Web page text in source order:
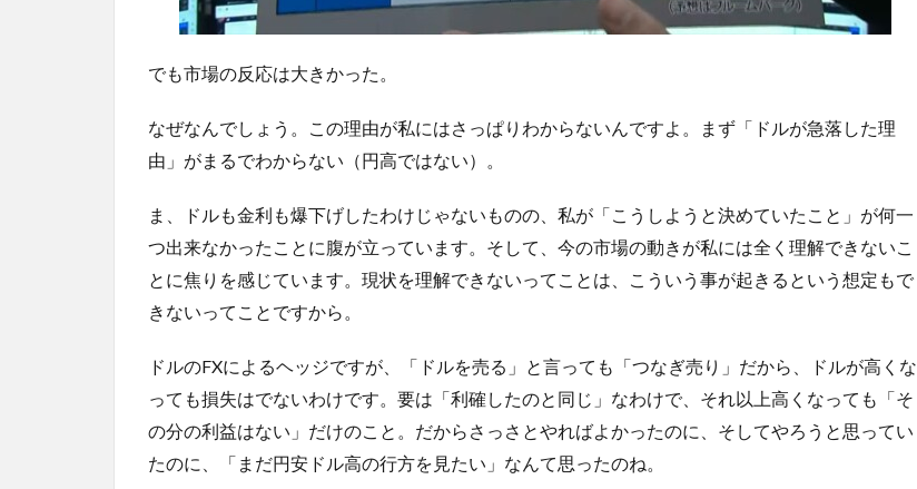
でも市場の反応は大きかった。
なぜなんでしょう。この理由が私にはさっぱりわからないんですよ。まず「ドルが急落した理
由」がまるでわからない（円高ではない）。
ま、ドルも金利も爆下げしたわけじゃないものの、私が「こうしようと決めていたこと」が何一
つ出来なかったことに腹が立っています。そして、今の市場の動きが私には全く理解できないこ
とに焦りを感じています。現状を理解できないってことは、こういう事が起きるという想定もで
きないってことですから。
ドルのFXによるヘッジですが、「ドルを売る」と言っても「つなぎ売り」だから、ドルが高くな
っても損失はでないわけです。要は「利確したのと同じ」なわけで、それ以上高くなっても「そ
の分の利益はない」だけのこと。だからさっさとやればよかったのに、そしてやろうと思ってい
たのに、「まだ円安ドル高の行方を見たい」なんて思ったのね。